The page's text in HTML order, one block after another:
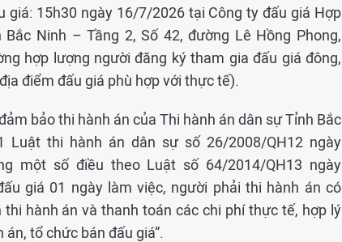
giá: 15h30 ngày 16/7/2026 tại Công ty đấu giá Hợp
Ninh – Tầng 2, Số 42, đường Lê Hồng Phong,
hợp lượng người đăng ký tham gia đấu giá đông,
điểm đấu giá phù hợp với thực tế).
bảo thi hành án của Thi hành án dân sự Tỉnh Bắc
Luật thi hành án dân sự số 26/2008/QH12 ngày
một số điều theo Luật số 64/2014/QH13 ngày
giá 01 ngày làm việc, người phải thi hành án có
hành án và thanh toán các chi phí thực tế, hợp lý
tổ chức bán đấu giá”.